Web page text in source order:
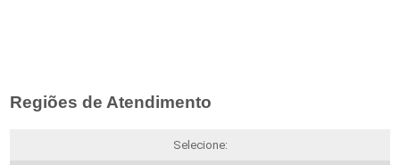
Regiões de Atendimento
Selecione: